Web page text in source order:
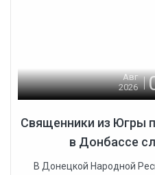
Авг
2026
Священники из Югры
в Донбассе
В Донецкой Народной